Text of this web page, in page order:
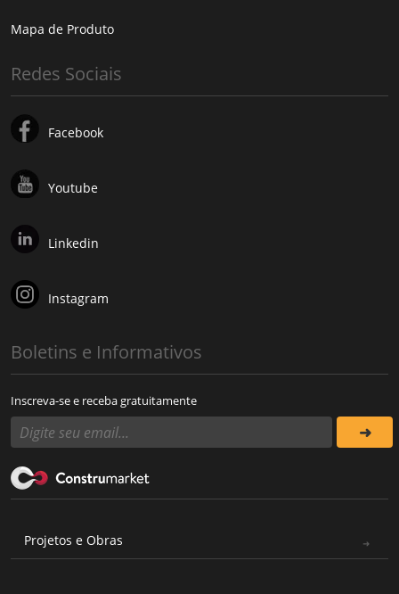
Mapa de Produto
Redes Sociais
Facebook
Youtube
Linkedin
Instagram
Boletins e Informativos
Inscreva-se e receba gratuitamente
Projetos e Obras